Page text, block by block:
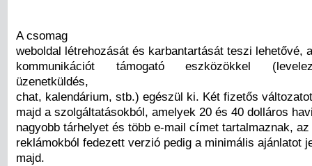
A csomag
weboldal létrehozását és karbantartását teszi lehetővé,
kommunikációt támogató eszközökkel
üzenetküldés,
chat, kalendárium, stb.) egészül ki. Két fizetős
majd a szolgáltatásokból, amelyek 20 és 40 dolláros
nagyobb tárhelyet és több e-mail címet tartalmaznak,
reklámokból fedezett verzió pedig a minimális ajánlatot
majd.